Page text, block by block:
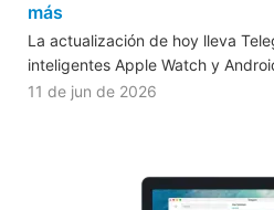
más
La actualización de hoy lleva
inteligentes Apple Watch y
11 de jun de 2026